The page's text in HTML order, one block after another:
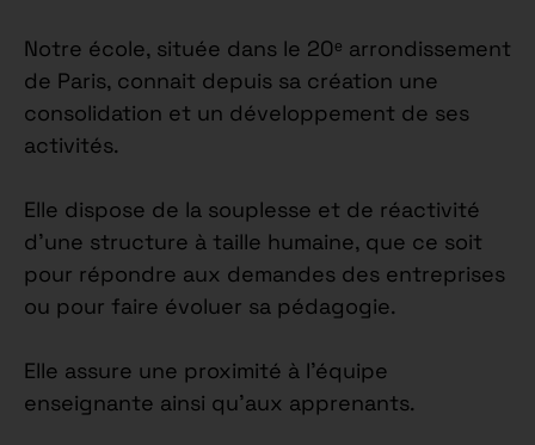
Notre école, située dans le 20ᵉ arrondissement
de Paris, connait depuis sa création une
consolidation et un développement de ses
activités.
Elle dispose de la souplesse et de réactivité
d’une structure à taille humaine, que ce soit
pour répondre aux demandes des entreprises
ou pour faire évoluer sa pédagogie.
Elle assure une proximité à l’équipe
enseignante ainsi qu’aux apprenants.